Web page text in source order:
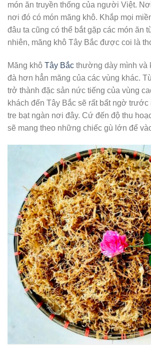
món ăn truyền thống của người Việt.
nơi đó có món măng khô. Khắp mọi
đâu ta cũng có thể bắt gặp các món ăn
nhiên, măng khô Tây Bắc được coi là
Măng khô Tây Bắc thường dày mình và
đà hơn hẳn măng của các vùng khác.
trở thành đặc sản nức tiếng của vùng
khách đến Tây Bắc sẽ rất bất ngờ
tre bạt ngàn nơi đây. Cứ đến độ thu
sẽ mang theo những chiếc gù lớn để